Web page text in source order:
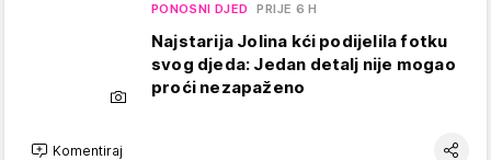
PONOSNI DJED PRIJE 6 H
Najstarija Jolina kći podijelila fotku
svog djeda: Jedan detalj nije mogao
proći nezapaženo
Komentiraj